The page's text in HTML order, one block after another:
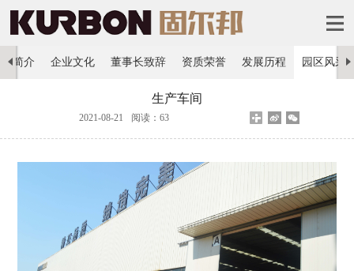
简介 企业文化 董事长致辞 资质荣誉 发展历程 园区风采
生产车间
2021-08-21 阅读：63